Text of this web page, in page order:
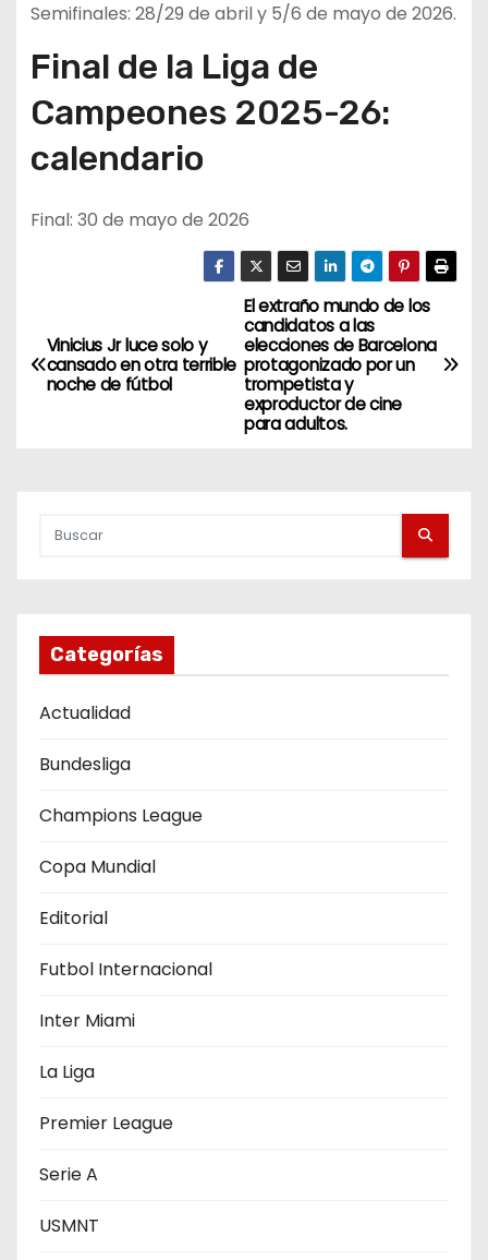
Semifinales: 28/29 de abril y 5/6 de mayo de 2026.
Final de la Liga de
Campeones 2025-26:
calendario
Final: 30 de mayo de 2026
a
ó
n
d
e
e
n
t
r
a
s
El extraño mundo de los
candidatos a las
elecciones de Barcelona
protagonizado por un
trompetista y
exproductor de cine
para adultos.
Vinicius Jr luce solo y
cansado en otra terrible
noche de fútbol
Categorías
Actualidad
Bundesliga
Champions League
Copa Mundial
Editorial
Futbol Internacional
Inter Miami
La Liga
Premier League
Serie A
USMNT